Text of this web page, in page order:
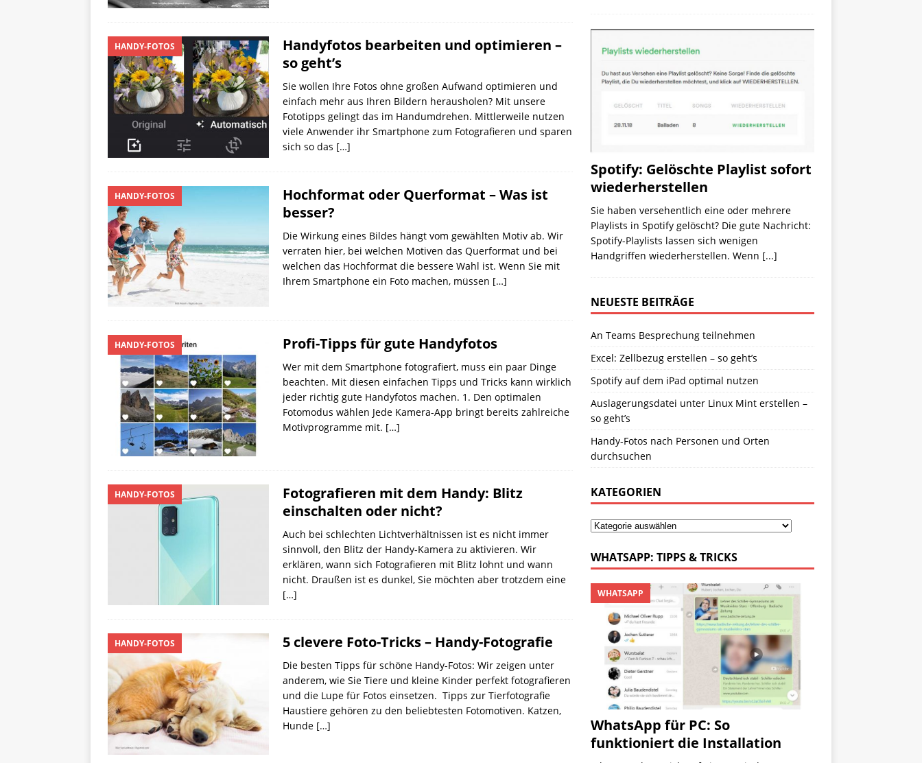
HANDY-FOTOS
Handyfotos bearbeiten und optimieren –
so geht’s
Sie wollen Ihre Fotos ohne großen Aufwand optimieren und
einfach mehr aus Ihren Bildern herausholen? Mit unsere
Fototipps gelingt das im Handumdrehen. Mittlerweile nutzen
viele Anwender ihr Smartphone zum Fotografieren und sparen
sich so das […]
HANDY-FOTOS
Hochformat oder Querformat – Was ist
besser?
Die Wirkung eines Bildes hängt vom gewählten Motiv ab. Wir
verraten hier, bei welchen Motiven das Querformat und bei
welchen das Hochformat die bessere Wahl ist. Wenn Sie mit
Ihrem Smartphone ein Foto machen, müssen […]
HANDY-FOTOS Profi-Tipps für gute Handyfotos
Wer mit dem Smartphone fotografiert, muss ein paar Dinge
beachten. Mit diesen einfachen Tipps und Tricks kann wirklich
jeder richtig gute Handyfotos machen. 1. Den optimalen
Fotomodus wählen Jede Kamera-App bringt bereits zahlreiche
Motivprogramme mit. […]
HANDY-FOTOS
Fotografieren mit dem Handy: Blitz
einschalten oder nicht?
Auch bei schlechten Lichtverhältnissen ist es nicht immer
sinnvoll, den Blitz der Handy-Kamera zu aktivieren. Wir
erklären, wann sich Fotografieren mit Blitz lohnt und wann
nicht. Draußen ist es dunkel, Sie möchten aber trotzdem eine
[…]
HANDY-FOTOS 5 clevere Foto-Tricks – Handy-Fotografie
Die besten Tipps für schöne Handy-Fotos: Wir zeigen unter
anderem, wie Sie Tiere und kleine Kinder perfekt fotografieren
und die Lupe für Fotos einsetzen. Tipps zur Tierfotografie
Haustiere gehören zu den beliebtesten Fotomotiven. Katzen,
Hunde […]
Spotify: Gelöschte Playlist sofort
wiederherstellen
Sie haben versehentlich eine oder mehrere
Playlists in Spotify gelöscht? Die gute Nachricht:
Spotify-Playlists lassen sich wenigen
Handgriffen wiederherstellen. Wenn [...]
NEUESTE BEITRÄGE
An Teams Besprechung teilnehmen
Excel: Zellbezug erstellen – so geht’s
Spotify auf dem iPad optimal nutzen
Auslagerungsdatei unter Linux Mint erstellen –
so geht’s
Handy-Fotos nach Personen und Orten
durchsuchen
KATEGORIEN
WHATSAPP: TIPPS & TRICKS
WhatsApp für PC: So
funktioniert die Installation
WHATSAPP